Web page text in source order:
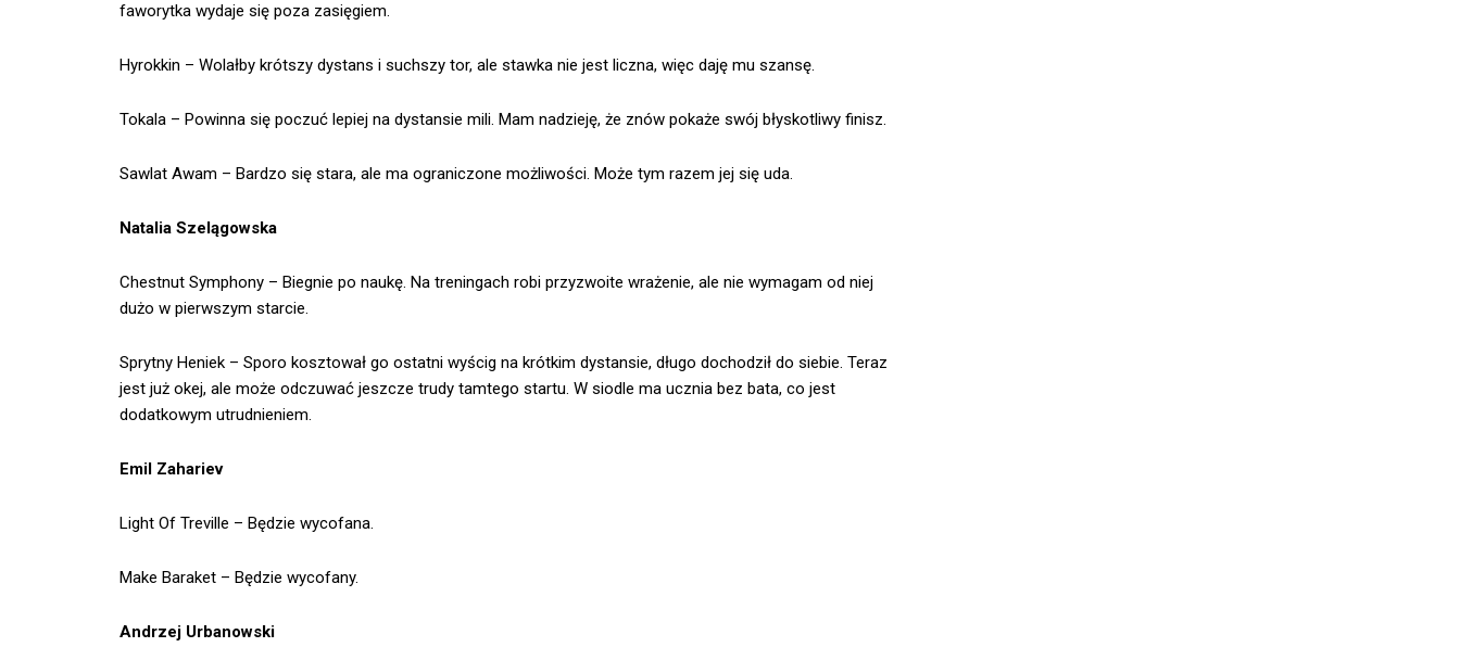
faworytka wydaje się poza zasięgiem.
Hyrokkin – Wolałby krótszy dystans i suchszy tor, ale stawka nie jest liczna, więc daję mu szansę.
Tokala – Powinna się poczuć lepiej na dystansie mili. Mam nadzieję, że znów pokaże swój błyskotliwy finisz.
Sawlat Awam – Bardzo się stara, ale ma ograniczone możliwości. Może tym razem jej się uda.
Natalia Szelągowska
Chestnut Symphony – Biegnie po naukę. Na treningach robi przyzwoite wrażenie, ale nie wymagam od niej
dużo w pierwszym starcie.
Sprytny Heniek – Sporo kosztował go ostatni wyścig na krótkim dystansie, długo dochodził do siebie. Teraz
jest już okej, ale może odczuwać jeszcze trudy tamtego startu. W siodle ma ucznia bez bata, co jest
dodatkowym utrudnieniem.
Emil Zahariev
Light Of Treville – Będzie wycofana.
Make Baraket – Będzie wycofany.
Andrzej Urbanowski